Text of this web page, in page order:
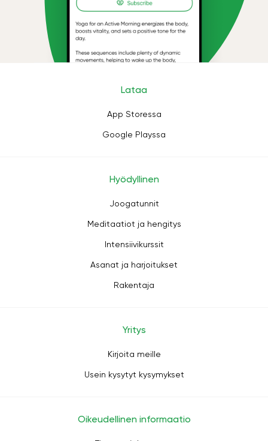
Lataa
App Storessa
Google Playssa
Hyödyllinen
Joogatunnit
Meditaatiot ja hengitys
Intensiivikurssit
Asanat ja harjoitukset
Rakentaja
Yritys
Kirjoita meille
Usein kysytyt kysymykset
Oikeudellinen informaatio